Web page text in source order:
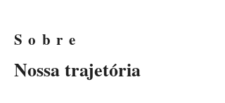
Sobre
Nossa trajetória